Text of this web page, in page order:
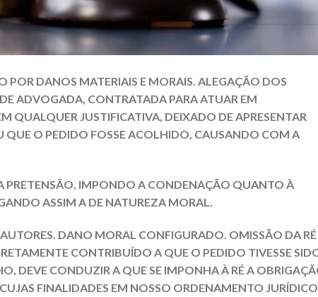
POR DANOS MATERIAIS E MORAIS. ALEGAÇÃO DOS
ADVOGADA, CONTRATADA PARA ATUAR EM
QUALQUER JUSTIFICATIVA, DEIXADO DE APRESENTAR
QUE O PEDIDO FOSSE ACOLHIDO, CAUSANDO COM A
PRETENSÃO, IMPONDO A CONDENAÇÃO QUANTO À
ASSIM A DE NATUREZA MORAL.
DANO MORAL CONFIGURADO. OMISSÃO DA RÉ
CONTRIBUÍDO A QUE O PEDIDO TIVESSE
DEVE CONDUZIR A QUE SE IMPONHA À RÉ A
FINALIDADES EM NOSSO ORDENAMENTO JURÍDICO